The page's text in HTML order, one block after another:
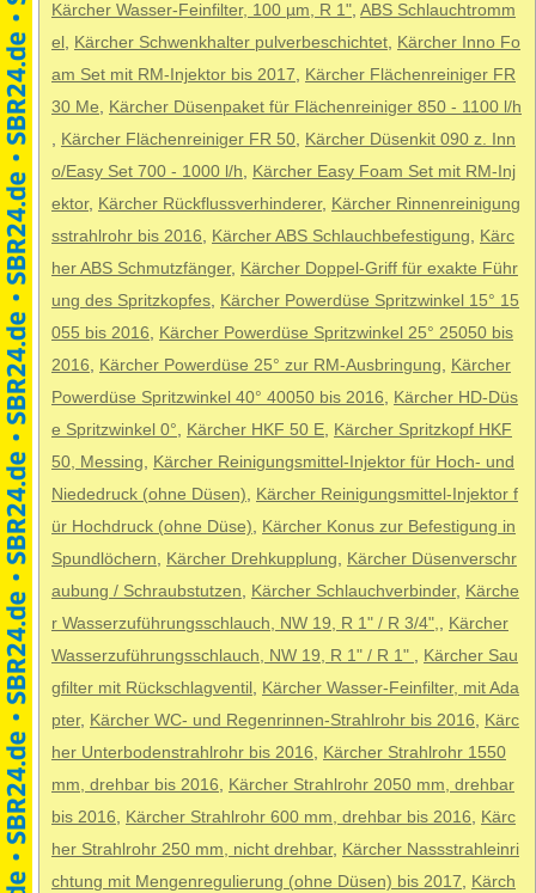
Kärcher Wasser-Feinfilter, 100 µm, R 1", ABS Schlauchtromm
el , Kärcher Schwenkhalter pulverbeschichtet, Kärcher Inno Fo
am Set mit RM-Injektor bis 2017, Kärcher Flächenreiniger FR
30 Me, Kärcher Düsenpaket für Flächenreiniger 850 - 1100 l/h
, Kärcher Flächenreiniger FR 50, Kärcher Düsenkit 090 z. Inn
o/Easy Set 700 - 1000 l/h, Kärcher Easy Foam Set mit RM-Inj
ektor, Kärcher Rückflussverhinderer, Kärcher Rinnenreinigung
sstrahlrohr bis 2016, Kärcher ABS Schlauchbefestigung, Kärc
her ABS Schmutzfänger, Kärcher Doppel-Griff für exakte Führ
ung des Spritzkopfes, Kärcher Powerdüse Spritzwinkel 15° 15
055 bis 2016, Kärcher Powerdüse Spritzwinkel 25° 25050 bis
2016, Kärcher Powerdüse 25° zur RM-Ausbringung, Kärcher
Powerdüse Spritzwinkel 40° 40050 bis 2016, Kärcher HD-Düs
e Spritzwinkel 0°, Kärcher HKF 50 E, Kärcher Spritzkopf HKF
50, Messing, Kärcher Reinigungsmittel-Injektor für Hoch- und
Niededruck (ohne Düsen), Kärcher Reinigungsmittel-Injektor f
ür Hochdruck (ohne Düse), Kärcher Konus zur Befestigung in
Spundlöchern, Kärcher Drehkupplung, Kärcher Düsenverschr
aubung / Schraubstutzen, Kärcher Schlauchverbinder, Kärche
r Wasserzuführungsschlauch, NW 19, R 1" / R 3/4",, Kärcher
Wasserzuführungsschlauch, NW 19, R 1" / R 1" , Kärcher Sau
gfilter mit Rückschlagventil , Kärcher Wasser-Feinfilter, mit Ada
pter, Kärcher WC- und Regenrinnen-Strahlrohr bis 2016, Kärc
her Unterbodenstrahlrohr bis 2016, Kärcher Strahlrohr 1550
mm, drehbar bis 2016, Kärcher Strahlrohr 2050 mm, drehbar
bis 2016, Kärcher Strahlrohr 600 mm, drehbar bis 2016, Kärc
her Strahlrohr 250 mm, nicht drehbar, Kärcher Nassstrahleinri
chtung mit Mengenregulierung (ohne Düsen) bis 2017, Kärch